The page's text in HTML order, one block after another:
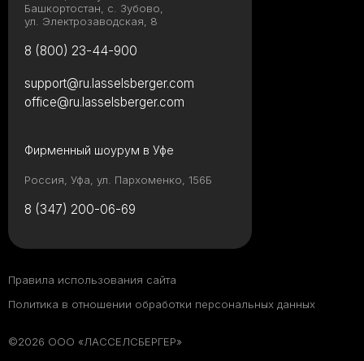
Башкортостан, с. Зубово,
ул. Электрозаводская, 8
8 (800) 23-44-900
Фирменный шоурум в Уфе
Россия, Уфа, ул. Пархоменко, 156Б
8 (347) 200-06-69
support@ru.lasselsberger.com
office@ru.lasselsberger.com
©2026 ООО «ЛАССЕЛСБЕРГЕР»
Правила использования сайта
Политика в отношении обработки персональных данных